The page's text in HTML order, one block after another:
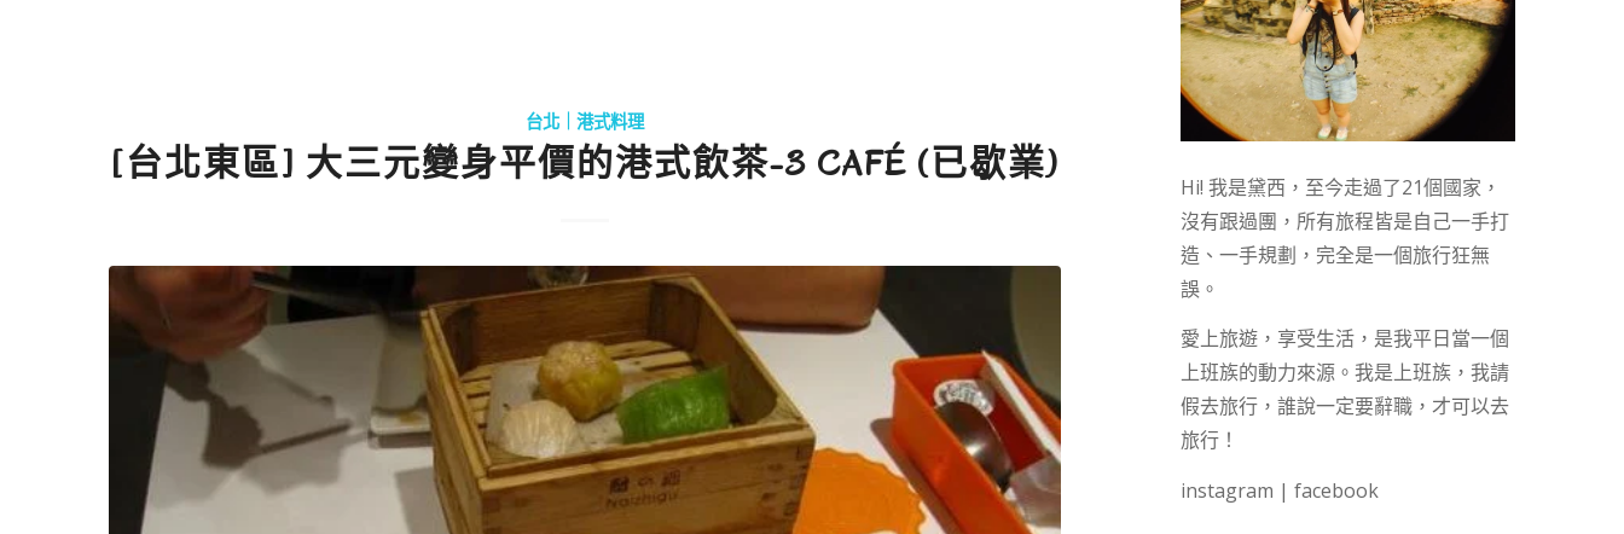
台北｜港式料理
[台北東區] 大三元變身平價的港式飲茶-3 CAFÉ (已歇業)
Hi! 我是黛西，至今走過了21個國家，
沒有跟過團，所有旅程皆是自己一手打
造、一手規劃，完全是一個旅行狂無
誤。
愛上旅遊，享受生活，是我平日當一個
上班族的動力來源。我是上班族，我請
假去旅行，誰說一定要辭職，才可以去
旅行！
instagram | facebook